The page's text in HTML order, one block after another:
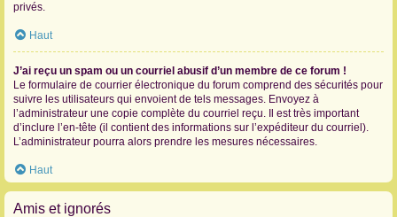
privés.
Haut
J’ai reçu un spam ou un courriel abusif d’un membre de ce forum !
Le formulaire de courrier électronique du forum comprend des sécurités pour
suivre les utilisateurs qui envoient de tels messages. Envoyez à
l’administrateur une copie complète du courriel reçu. Il est très important
d’inclure l’en-tête (il contient des informations sur l’expéditeur du courriel).
L’administrateur pourra alors prendre les mesures nécessaires.
Haut
Amis et ignorés